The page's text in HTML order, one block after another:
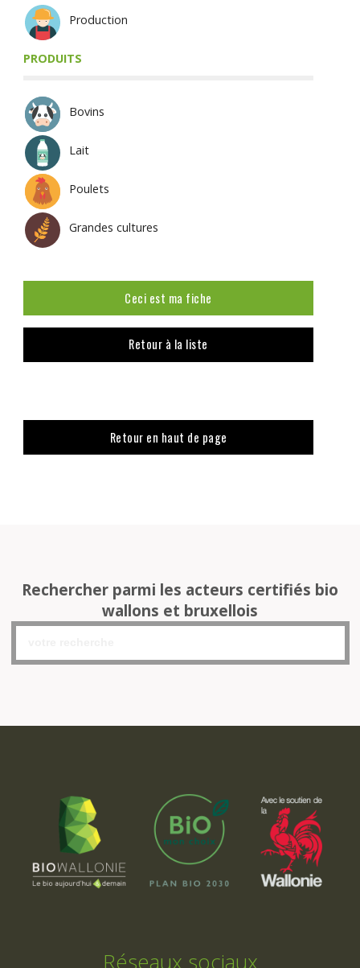
Production
PRODUITS
Bovins
Lait
Poulets
Grandes cultures
Ceci est ma fiche
Retour à la liste
Retour en haut de page
Rechercher parmi les acteurs certifiés bio
wallons et bruxellois
Réseaux sociaux